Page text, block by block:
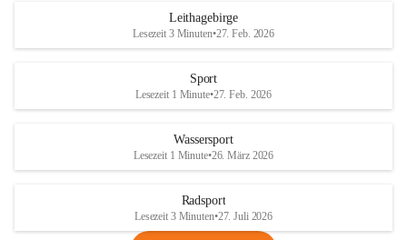
Maßnahmen zur Bekämpfung
Rebe und der Amerikanischen
Anhang VBl. EU Nr. 18
1 Seite•1,4 MB
VBl. EU Nr. 18_2026
Leithagebirge
Lesezeit 3 Minuten•27. Feb. 2026
Sport
Lesezeit 1 Minute•27. Feb. 2026
Wassersport
Lesezeit 1 Minute•26. März 2026
Radsport
Lesezeit 3 Minuten•27. Juli 2026